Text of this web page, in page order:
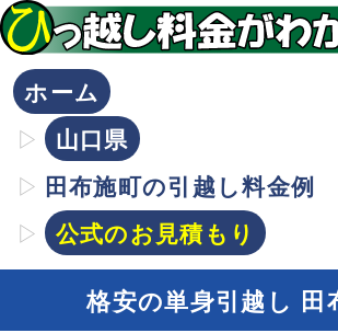
ホーム
山口県
田布施町の引越し料金例
公式のお見積もり
格安の単身引越し 田